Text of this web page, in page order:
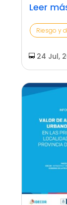
Leer
Riesgo y
24 Jul,